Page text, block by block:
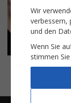
La recette
Wir
verbessern,
und den
Wenn Sie
stimmen